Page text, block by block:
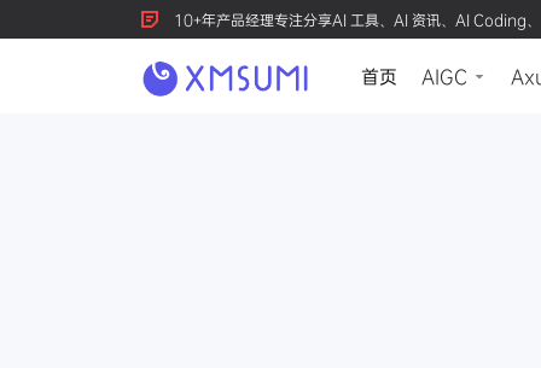
10+年产品经理专注分享AI 工具、AI 资讯、AI Coding
首页 AIGC